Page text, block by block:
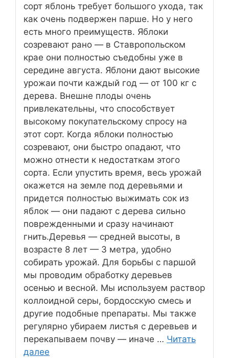
сорт яблонь требует большого ухода, так
как очень подвержен парше. Но у него
есть много преимуществ. Яблоки
созревают рано — в Ставропольском
крае они полностью съедобны уже в
середине августа. Яблони дают высокие
урожаи почти каждый год — от 100 кг с
дерева. Внешне плоды очень
привлекательны, что способствует
высокому покупательскому спросу на
этот сорт. Когда яблоки полностью
созревают, они быстро опадают, что
можно отнести к недостаткам этого
сорта. Если упустить время, весь урожай
окажется на земле под деревьями и
придется полностью выжимать сок из
яблок — они падают с дерева сильно
поврежденными и сразу начинают
гнить.Деревья — средней высоты, в
возрасте 8 лет — 3 метра, удобно
собирать урожай. Для борьбы с паршой
мы проводим обработку деревьев
осенью и весной. Мы используем раствор
коллоидной серы, бордосскую смесь и
другие подобные препараты. Мы также
регулярно убираем листья с деревьев и
перекапываем почву — иначе … Читать
далее